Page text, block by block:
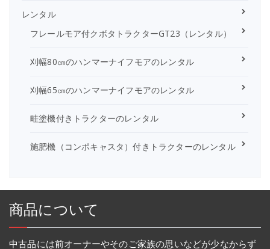
レンタル
フレールモア付クボタトラクターGT23（レンタル）
刈幅80㎝のハンマーナイフモアのレンタル
刈幅65㎝のハンマーナイフモアのレンタル
畦塗機付きトラクターのレンタル
施肥機（コンポキャスタ）付きトラクターのレンタル
商品について
中古品には前オーナーやそのご家族の思いなどが少なからず